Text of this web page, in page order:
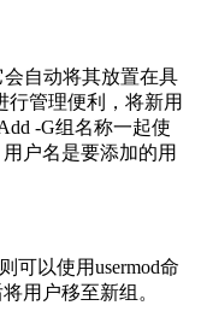
自动将其放置在具
行管理便利，将新用
-G组名称一起使
户名是要添加的用
可以使用usermod命
用户移至新组。